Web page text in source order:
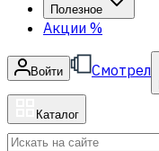
Полезное
Акции %
Войти Смотрел
Каталог